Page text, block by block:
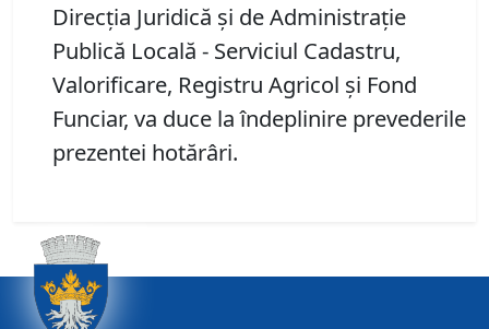
Direcția Juridică și de Administrație
Publică Locală - Serviciul Cadastru,
Valorificare, Registru Agricol și Fond
Funciar, va duce la îndeplinire prevederile
prezentei hotărâri.